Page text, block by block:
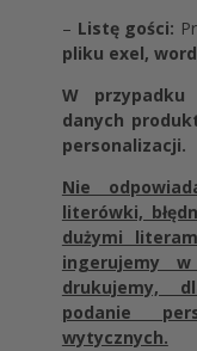
– Listę gości:
pliku exel,
W
danych
personalizacji.
Nie
literówki,
dużymi
ingerujemy
drukujemy,
podanie
wytycznych.